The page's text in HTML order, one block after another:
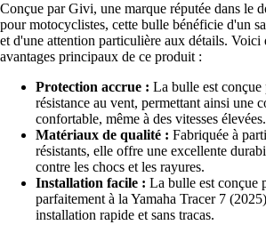
Conçue par Givi, une marque réputée dans le
pour motocyclistes, cette bulle bénéficie d'un
et d'une attention particulière aux détails. Voici
avantages principaux de ce produit :
Protection accrue : La bulle est
résistance au vent, permettant ainsi une
confortable, même à des vitesses élevées.
Matériaux de qualité : Fabriquée à
résistants, elle offre une excellente
contre les chocs et les rayures.
Installation facile : La bulle est conçue
parfaitement à la Yamaha Tracer 7
installation rapide et sans tracas.